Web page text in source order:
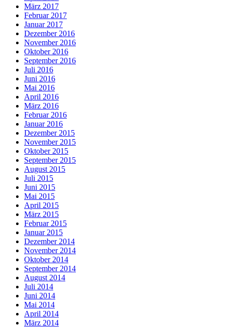
März 2017
Februar 2017
Januar 2017
Dezember 2016
November 2016
Oktober 2016
September 2016
Juli 2016
Juni 2016
Mai 2016
April 2016
März 2016
Februar 2016
Januar 2016
Dezember 2015
November 2015
Oktober 2015
September 2015
August 2015
Juli 2015
Juni 2015
Mai 2015
April 2015
März 2015
Februar 2015
Januar 2015
Dezember 2014
November 2014
Oktober 2014
September 2014
August 2014
Juli 2014
Juni 2014
Mai 2014
April 2014
März 2014